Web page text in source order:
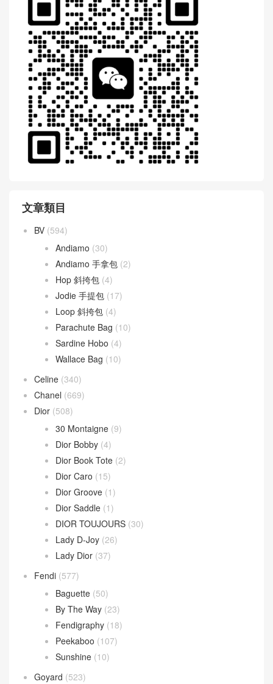
文章類目
BV (594)
Andiamo (30)
Andiamo 手拿包 (2)
Hop 斜挎包 (4)
Jodie 手提包 (17)
Loop 斜挎包 (4)
Parachute Bag (10)
Sardine Hobo (4)
Wallace Bag (10)
Celine (340)
Chanel (669)
Dior (508)
30 Montaigne (9)
Dior Bobby (4)
Dior Book Tote (2)
Dior Caro (15)
Dior Groove (1)
Dior Saddle (1)
DIOR TOUJOURS (30)
Lady D-Joy (26)
Lady Dior (37)
Fendi (577)
Baguette (50)
By The Way (23)
Fendigraphy (18)
Peekaboo (107)
Sunshine (10)
Goyard (523)